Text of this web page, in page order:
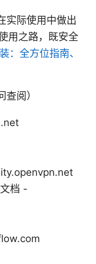
实际使用中做出
用之路，既安全
：全方位指南、
阅）
档 -